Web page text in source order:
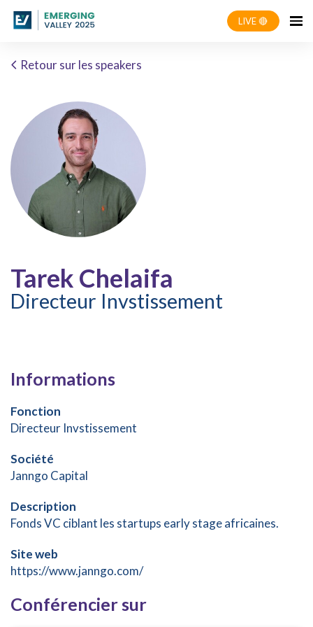
LIVE 🔴
Retour sur les speakers
Tarek Chelaifa
Directeur Invstissement
Informations
Fonction
Directeur Invstissement
Société
Janngo Capital
Description
Fonds VC ciblant les startups early stage africaines.
Site web
https://www.janngo.com/
Conférencier sur